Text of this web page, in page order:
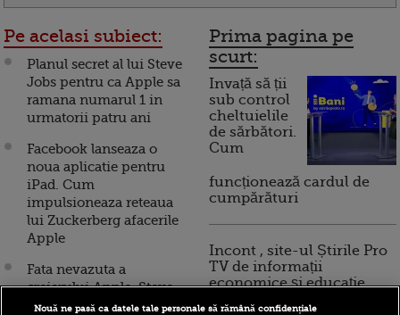
Pe acelasi subiect:
Planul secret al lui Steve
Jobs pentru ca Apple sa
ramana numarul 1 in
urmatorii patru ani
Facebook lanseaza o
noua aplicatie pentru
iPad. Cum
impulsioneaza reteaua
lui Zuckerberg afacerile
Apple
Fata nevazuta a
creierului Apple. Steve
Jobs si mania
Prima pagina pe
scurt:
Invață să ții
sub control
cheltuielile
de sărbători.
Cum
funcționează cardul de
cumpărături
Incont , site-ul Știrile Pro
TV de informații
economice și educație
Nouă ne pasă ca datele tale personale să rămână confidențiale